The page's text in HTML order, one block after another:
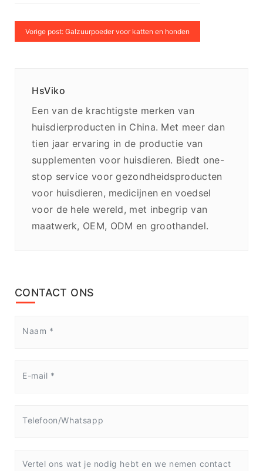
Vorige post: Galzuurpoeder voor katten en honden
HsViko
Een van de krachtigste merken van
huisdierproducten in China. Met meer dan
tien jaar ervaring in de productie van
supplementen voor huisdieren. Biedt one-
stop service voor gezondheidsproducten
voor huisdieren, medicijnen en voedsel
voor de hele wereld, met inbegrip van
maatwerk, OEM, ODM en groothandel.
CONTACT ONS